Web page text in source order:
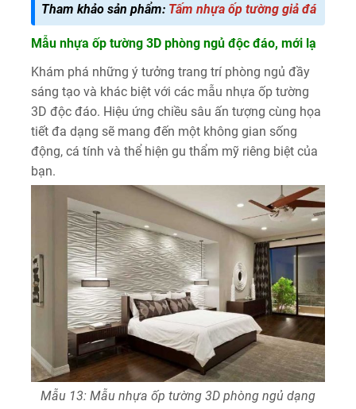
Tham khảo sản phẩm: Tấm nhựa ốp tường giả đá
Mẫu nhựa ốp tường 3D phòng ngủ độc đáo, mới lạ
Khám phá những ý tưởng trang trí phòng ngủ đầy
sáng tạo và khác biệt với các mẫu nhựa ốp tường
3D độc đáo. Hiệu ứng chiều sâu ấn tượng cùng họa
tiết đa dạng sẽ mang đến một không gian sống
động, cá tính và thể hiện gu thẩm mỹ riêng biệt của
bạn.
Mẫu 13: Mẫu nhựa ốp tường 3D phòng ngủ dạng